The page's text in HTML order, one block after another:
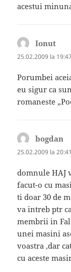
acestui
Ionut
25.02.2009 la 19:47
Porumbei
eu sigur ca
romaneste
bogdan
25.02.2009 la 20:41
domnule HAJ
facut-o cu
ti doar 30 de
va intreb ptr
membrii in
unei masini
voastra ,dar
cu aceste